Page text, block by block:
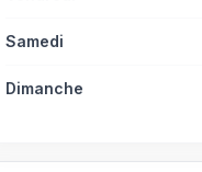
Samedi
Dimanche